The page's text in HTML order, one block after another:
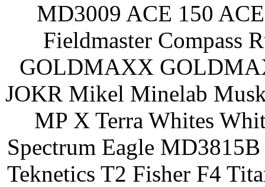
MD3009 ACE 150
Fieldmaster Compass
GOLDMAXX
JOKR Mikel Minelab
MP X Terra Whites
Spectrum Eagle
Teknetics T2 Fisher F4